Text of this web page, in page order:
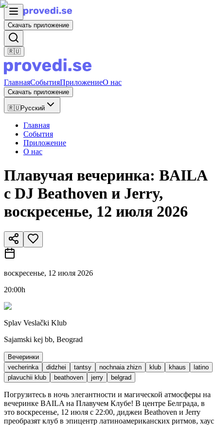
Скачать приложение
🇷🇺
ГлавнаяСобытияПриложениеО нас
Скачать приложение
🇷🇺Русский
Главная
События
Приложение
О нас
Плавучая вечеринка: BAILA
с DJ Beathoven и Jerry,
воскресенье, 12 июля 2026
воскресенье, 12 июля 2026
20:00h
Splav Veslački Klub
Sajamski kej bb, Beograd
Вечеринки
vecherinka
didzhei tantsy nochnaia zhizn klub khaus
latino
plavuchii klub
beathoven jerry belgrad
Погрузитесь в ночь элегантности и магической атмосферы на
вечеринке BAILA на Плавучем Клубе! В центре Белграда, в
это воскресенье, 12 июля с 22:00, диджеи Beathoven и Jerry
преобразят клуб в эпицентр латиноамериканских ритмов, хаус